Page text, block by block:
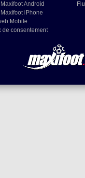
Android
iPhone
Mobile
de consentement